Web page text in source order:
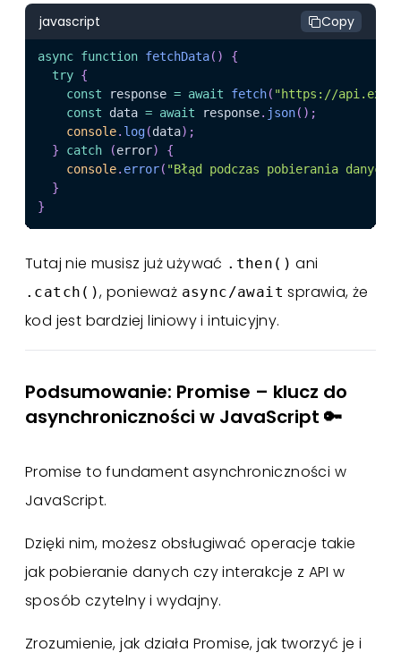
javascript Copy
async function fetchData( )
{
try {
const response = await fetch( "https://
const data = await response. json( ) ;
console. log(data) ;
}
catch (error)
{
console. error( "Błąd podczas pobierania
}
}
Tutaj nie musisz już używać .then() ani
.catch(), ponieważ async/await sprawia, że
kod jest bardziej liniowy i intuicyjny.
Podsumowanie: Promise – klucz do
asynchroniczności w JavaScript 🔑
Promise to fundament asynchroniczności w
JavaScript.
Dzięki nim, możesz obsługiwać operacje takie
jak pobieranie danych czy interakcje z API w
sposób czytelny i wydajny.
Zrozumienie, jak działa Promise, jak tworzyć je i